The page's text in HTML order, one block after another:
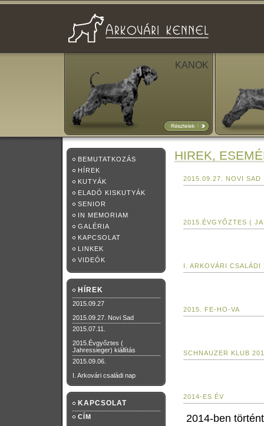
KANOK
BEMUTATKOZÁS
HÍREK
KUTYÁK
ELADÓ KISKUTYÁK
SENIOR
IN MEMORIAM
GALÉRIA
KAPCSOLAT
LINKEK
VIDEÓK
HÍREK
2015.09.27
2015.09.27. Novi Sad
2015.07.11.
2015.Évgyőztes (
Jahressieger) kiállítás
2015.09.06.
I. Arkovári családi nap
KAPCSOLAT
CÍM
HIREK,
2015.09.27. NOVI SAD
2015.ÉVGYŐZTES (
I. ARKOVÁRI CSALÁDI
2015. FE-HO-VA
SCHNAUZER KLUB
2014-ES ÉV
2014-ben történt